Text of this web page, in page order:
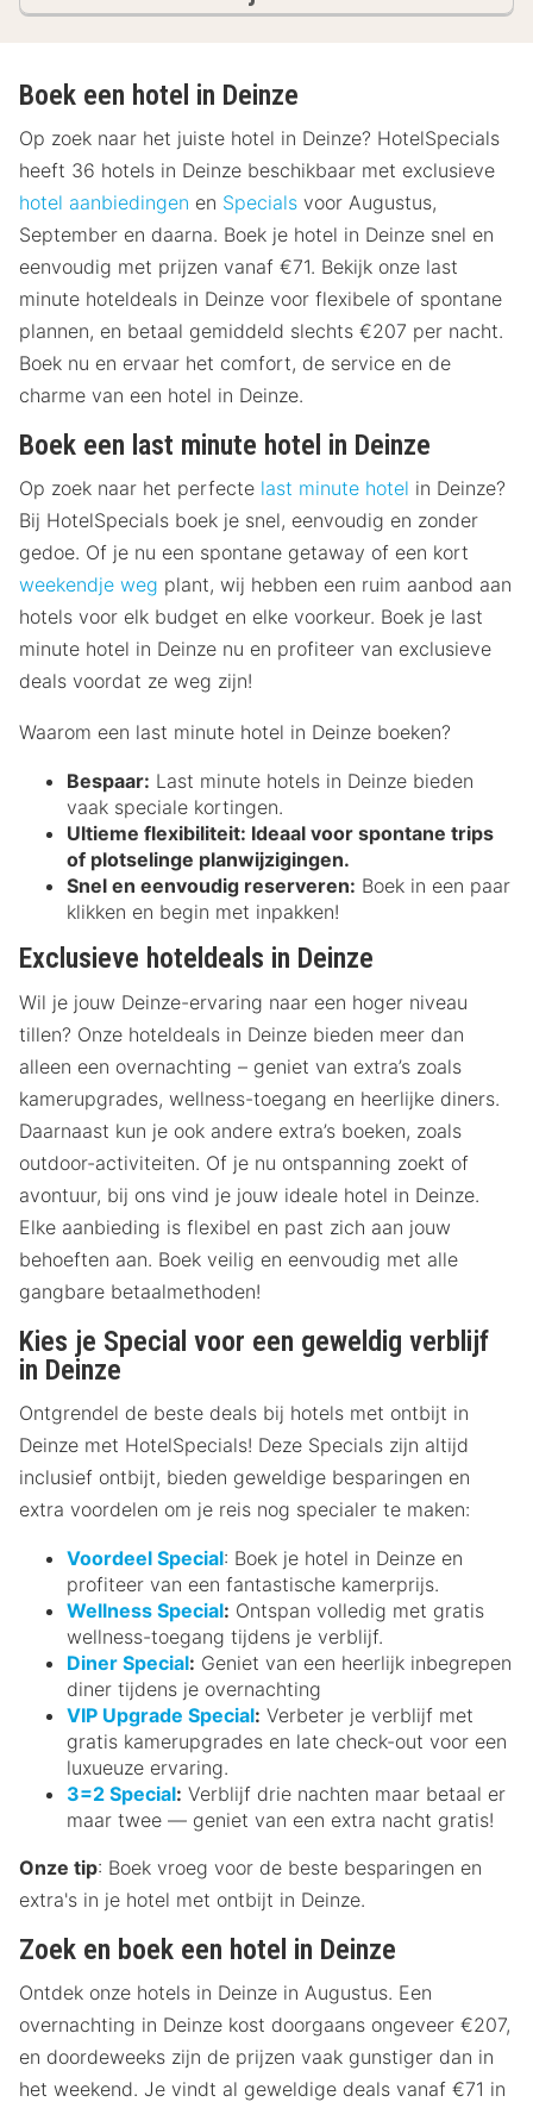
Boek een hotel in Deinze
Op zoek naar het juiste hotel in Deinze? HotelSpecials
heeft 36 hotels in Deinze beschikbaar met exclusieve
hotel aanbiedingen en Specials voor Augustus,
September en daarna. Boek je hotel in Deinze snel en
eenvoudig met prijzen vanaf €71. Bekijk onze last
minute hoteldeals in Deinze voor flexibele of spontane
plannen, en betaal gemiddeld slechts €207 per nacht.
Boek nu en ervaar het comfort, de service en de
charme van een hotel in Deinze.
Boek een last minute hotel in Deinze
Op zoek naar het perfecte last minute hotel in Deinze?
Bij HotelSpecials boek je snel, eenvoudig en zonder
gedoe. Of je nu een spontane getaway of een kort
weekendje weg plant, wij hebben een ruim aanbod aan
hotels voor elk budget en elke voorkeur. Boek je last
minute hotel in Deinze nu en profiteer van exclusieve
deals voordat ze weg zijn!
Waarom een last minute hotel in Deinze boeken?
Bespaar: Last minute hotels in Deinze bieden
vaak speciale kortingen.
Ultieme flexibiliteit: Ideaal voor spontane trips
of plotselinge planwijzigingen.
Snel en eenvoudig reserveren: Boek in een paar
klikken en begin met inpakken!
Exclusieve hoteldeals in Deinze
Wil je jouw Deinze-ervaring naar een hoger niveau
tillen? Onze hoteldeals in Deinze bieden meer dan
alleen een overnachting – geniet van extra’s zoals
kamerupgrades, wellness-toegang en heerlijke diners.
Daarnaast kun je ook andere extra’s boeken, zoals
outdoor-activiteiten. Of je nu ontspanning zoekt of
avontuur, bij ons vind je jouw ideale hotel in Deinze.
Elke aanbieding is flexibel en past zich aan jouw
behoeften aan. Boek veilig en eenvoudig met alle
gangbare betaalmethoden!
Kies je Special voor een geweldig verblijf
in Deinze
Ontgrendel de beste deals bij hotels met ontbijt in
Deinze met HotelSpecials! Deze Specials zijn altijd
inclusief ontbijt, bieden geweldige besparingen en
extra voordelen om je reis nog specialer te maken:
Voordeel Special: Boek je hotel in Deinze en
profiteer van een fantastische kamerprijs.
Wellness Special: Ontspan volledig met gratis
wellness-toegang tijdens je verblijf.
Diner Special: Geniet van een heerlijk inbegrepen
diner tijdens je overnachting
VIP Upgrade Special: Verbeter je verblijf met
gratis kamerupgrades en late check-out voor een
luxueuze ervaring.
3=2 Special: Verblijf drie nachten maar betaal er
maar twee — geniet van een extra nacht gratis!
Onze tip: Boek vroeg voor de beste besparingen en
extra's in je hotel met ontbijt in Deinze.
Zoek en boek een hotel in Deinze
Ontdek onze hotels in Deinze in Augustus. Een
overnachting in Deinze kost doorgaans ongeveer €207,
en doordeweeks zijn de prijzen vaak gunstiger dan in
het weekend. Je vindt al geweldige deals vanaf €71 in